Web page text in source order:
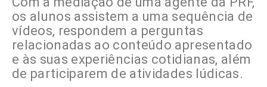
os alunos assistem a uma sequência de
vídeos, respondem a perguntas
relacionadas ao conteúdo apresentado
e às suas experiências cotidianas, além
de participarem de atividades lúdicas.